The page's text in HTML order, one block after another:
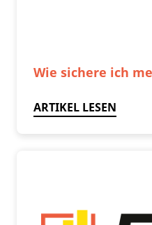
Wie sichere ich
ARTIKEL LESEN